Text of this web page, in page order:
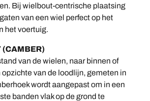
Bij wielbout-centrische plaatsing
van een wiel perfect op het
het voertuig.
(CAMBER)
van de wielen, naar binnen of
opzichte van de loodlijn, gemeten in
wordt aangepast om in een
banden vlak op de grond te